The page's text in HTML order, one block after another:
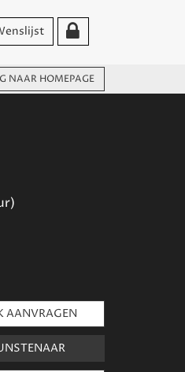
NAAR HOMEPAGE
AANVRAGEN